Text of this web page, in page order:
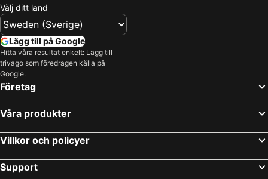
Välj ditt land
Lägg till på Google
Hitta våra resultat enkelt: Lägg till
trivago som föredragen källa på
Google.
Företag
Våra produkter
Villkor och policyer
Support